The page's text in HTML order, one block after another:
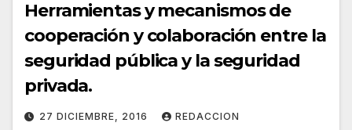
Herramientas y mecanismos de
cooperación y colaboración entre la
seguridad pública y la seguridad
privada.
27 DICIEMBRE, 2016 REDACCION